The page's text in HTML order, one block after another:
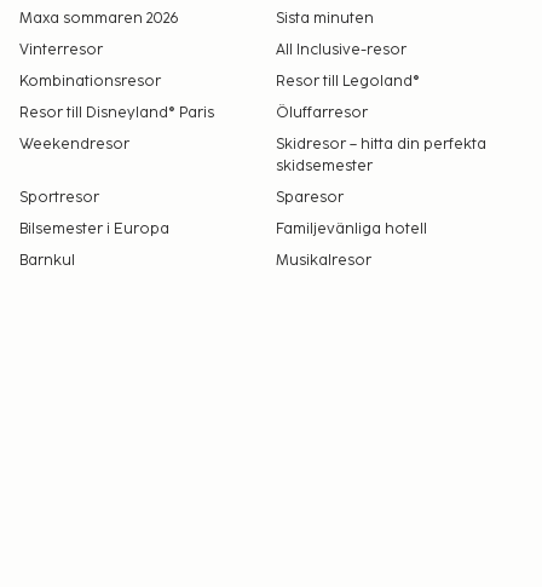
Maxa sommaren 2026
Sista minuten
Vinterresor
All Inclusive-resor
Kombinationsresor
Resor till Legoland®
Resor till Disneyland® Paris
Öluffarresor
Weekendresor
Skidresor – hitta din perfekta
skidsemester
Sportresor
Sparesor
Bilsemester i Europa
Familjevänliga hotell
Barnkul
Musikalresor